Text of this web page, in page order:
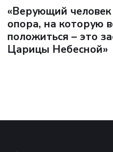
«Верующий человек
опора, на которую
положиться – это
Царицы Небесной»